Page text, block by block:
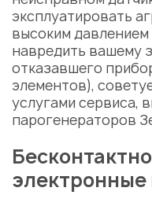
эксплуатировать
высоким
навредить вашему
отказавшего
элементов),
услугами сервиса,
парогенераторов